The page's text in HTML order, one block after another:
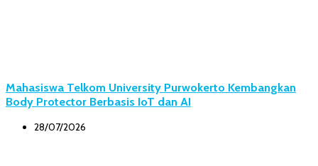
Mahasiswa Telkom University Purwokerto Kembangkan
Body Protector Berbasis IoT dan AI
28/07/2026